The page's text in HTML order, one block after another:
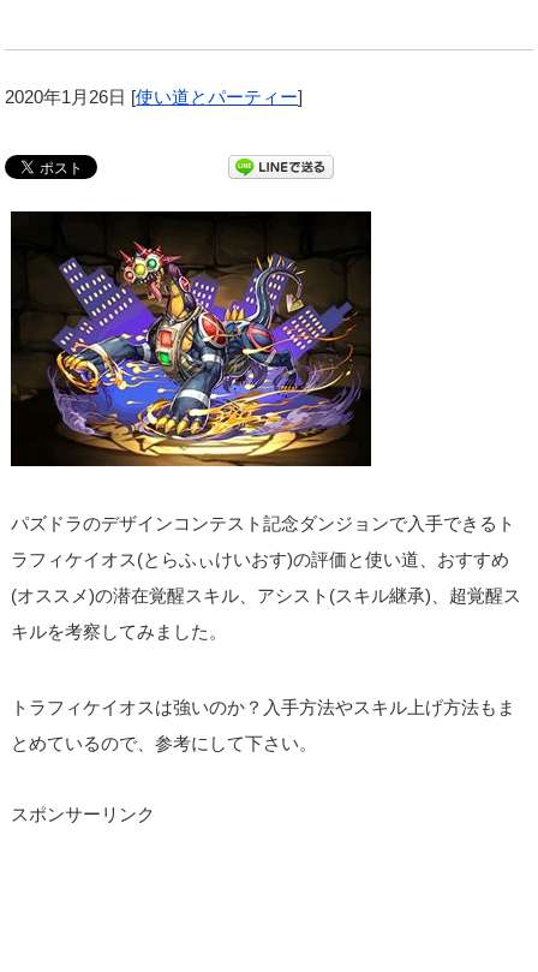
2020年1月26日 [使い道とパーティー]
パズドラのデザインコンテスト記念ダンジョンで入手できるト
ラフィケイオス(とらふぃけいおす)の評価と使い道、おすすめ
(オススメ)の潜在覚醒スキル、アシスト(スキル継承)、超覚醒ス
キルを考察してみました。
トラフィケイオスは強いのか？入手方法やスキル上げ方法もま
とめているので、参考にして下さい。
スポンサーリンク